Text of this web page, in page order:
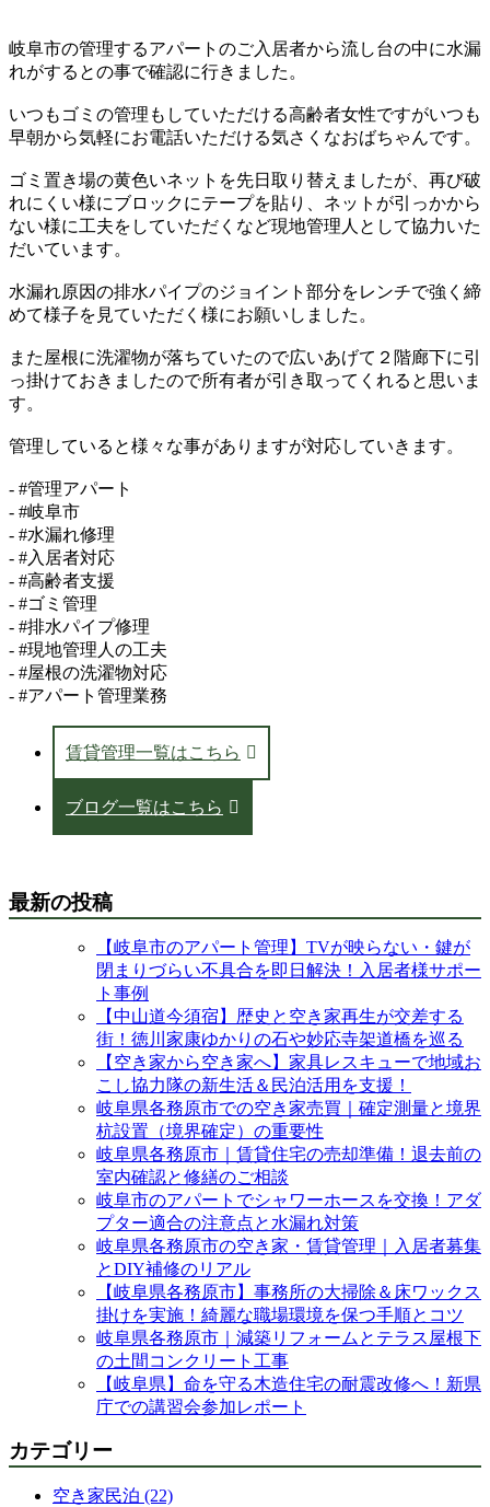
岐阜市の管理するアパートのご入居者から流し台の中に水漏
れがするとの事で確認に行きました。
いつもゴミの管理もしていただける高齢者女性ですがいつも
早朝から気軽にお電話いただける気さくなおばちゃんです。
ゴミ置き場の黄色いネットを先日取り替えましたが、再び破
れにくい様にブロックにテープを貼り、ネットが引っかから
ない様に工夫をしていただくなど現地管理人として協力いた
だいています。
水漏れ原因の排水パイプのジョイント部分をレンチで強く締
めて様子を見ていただく様にお願いしました。
また屋根に洗濯物が落ちていたので広いあげて２階廊下に引
っ掛けておきましたので所有者が引き取ってくれると思いま
す。
管理していると様々な事がありますが対応していきます。
- #管理アパート
- #岐阜市
- #水漏れ修理
- #入居者対応
- #高齢者支援
- #ゴミ管理
- #排水パイプ修理
- #現地管理人の工夫
- #屋根の洗濯物対応
- #アパート管理業務
賃貸管理一覧はこちら
ブログ一覧はこちら
最新の投稿
【岐阜市のアパート管理】TVが映らない・鍵が
閉まりづらい不具合を即日解決！入居者様サポー
ト事例
【中山道今須宿】歴史と空き家再生が交差する
街！徳川家康ゆかりの石や妙応寺架道橋を巡る
【空き家から空き家へ】家具レスキューで地域お
こし協力隊の新生活＆民泊活用を支援！
岐阜県各務原市での空き家売買｜確定測量と境界
杭設置（境界確定）の重要性
岐阜県各務原市｜賃貸住宅の売却準備！退去前の
室内確認と修繕のご相談
岐阜市のアパートでシャワーホースを交換！アダ
プター適合の注意点と水漏れ対策
岐阜県各務原市の空き家・賃貸管理｜入居者募集
とDIY補修のリアル
【岐阜県各務原市】事務所の大掃除＆床ワックス
掛けを実施！綺麗な職場環境を保つ手順とコツ
岐阜県各務原市｜減築リフォームとテラス屋根下
の土間コンクリート工事
【岐阜県】命を守る木造住宅の耐震改修へ！新県
庁での講習会参加レポート
カテゴリー
空き家民泊 (22)